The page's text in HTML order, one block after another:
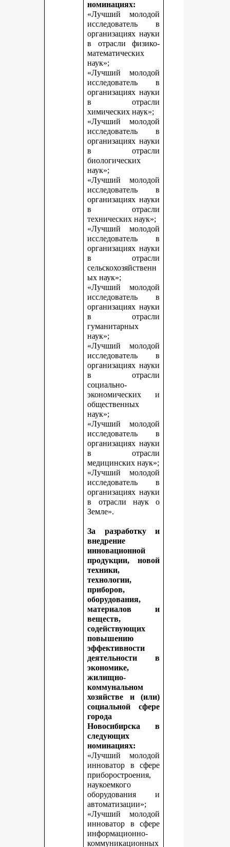
номинациях:
«Лучший молодой
исследователь в
организациях науки
в отрасли физико-
математических
наук»;
«Лучший молодой
исследователь в
организациях науки
в отрасли
химических наук»;
«Лучший молодой
исследователь в
организациях науки
в отрасли
биологических
наук»;
«Лучший молодой
исследователь в
организациях науки
в отрасли
технических наук»;
«Лучший молодой
исследователь в
организациях науки
в отрасли
сельскохозяйственн
ых наук»;
«Лучший молодой
исследователь в
организациях науки
в отрасли
гуманитарных
наук»;
«Лучший молодой
исследователь в
организациях науки
в отрасли
социально-
экономических и
общественных
наук»;
«Лучший молодой
исследователь в
организациях науки
в отрасли
медицинских наук»;
«Лучший молодой
исследователь в
организациях науки
в отрасли наук о
Земле».
За разработку и
внедрение
инновационной
продукции, новой
техники,
технологии,
приборов,
оборудования,
материалов и
веществ,
содействующих
повышению
эффективности
деятельности в
экономике,
жилищно-
коммунальном
хозяйстве и (или)
социальной сфере
города
Новосибирска в
следующих
номинациях:
«Лучший молодой
инноватор в сфере
приборостроения,
наукоемкого
оборудования и
автоматизации»;
«Лучший молодой
инноватор в сфере
информационно-
коммуникационных